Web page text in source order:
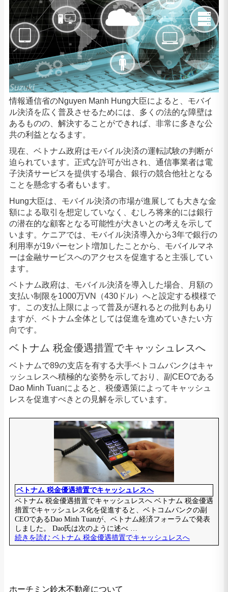
情報通信省のNguyen Mạnh Hung大臣によると、モバイ
ル決済を広く普及させるためには、多くの法的な障壁は
あるものの、解決することができれば、非常に多きな公
共の利益となるます。
現在、ベトナム政府はモバイル決済の運転試験の判断が
迫られています。正式な許可が出され、通信事業者は電
子決済サービスを提供する場合、銀行の競合他社となる
ことを懸念する者もいます。
Hung大臣は、モバイル決済の市場が進展しても大きな金
額による取引を想定していなく、むしろ将来的には銀行
の潜在的な顧客となる可能性が大きいとの考えを示して
います。ケニアでは、モバイル決済導入から3年で銀行の
利用率が19パーセント増加したことから、モバイルマネ
ーは金融サービスへのアクセスを促進すると主張してい
ます。
ベトナム政府は、モバイル決済を導入した場合、月額の
支払い制限を1000万VN（430ドル）へと設定する模様で
す。この支払上限によって普及が遅れるとの批判もあり
ますが、ベトナム全体としては促進を進めていきたい方
向です。
ベトナム 税金優遇措置でキャッシュレスへ
ベトナムで89の支店を有する大手ベトコムバンクはキャ
ッシュレスへ積極的な姿勢を示しており、副CEOである
Dao Minh Tuanによると、税優遇策によってキャッシュ
レスを促進すべきとの見解を示しています。
ホーチミン鈴木不動産について